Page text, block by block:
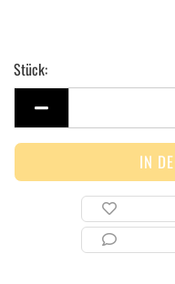
Stück:
Stück